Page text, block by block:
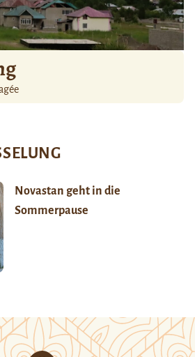
Novastan geht in die
Sommerpause